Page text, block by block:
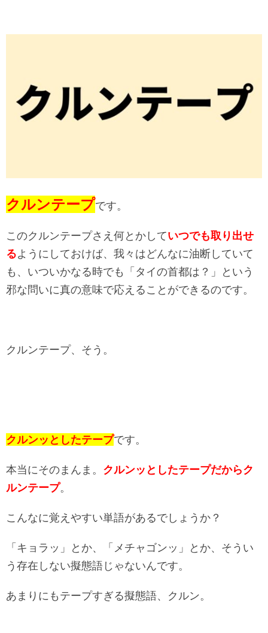
クルンテープです。
このクルンテープさえ何とかしていつでも取り出せ
るようにしておけば、我々はどんなに油断していて
も、いついかなる時でも「タイの首都は？」という
邪な問いに真の意味で応えることができるのです。
クルンテープ、そう。
クルンッとしたテープです。
本当にそのまんま。 クルンッとしたテープだからク
ルンテープ。
こんなに覚えやすい単語があるでしょうか？
「キョラッ」とか、「メチャゴンッ」とか、そうい
う存在しない擬態語じゃないんです。
あまりにもテープすぎる擬態語、クルン。